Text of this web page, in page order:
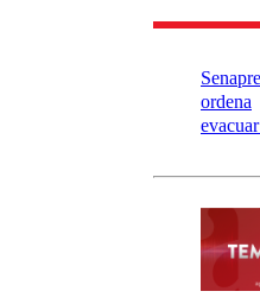
ordena
río
activa
SAE